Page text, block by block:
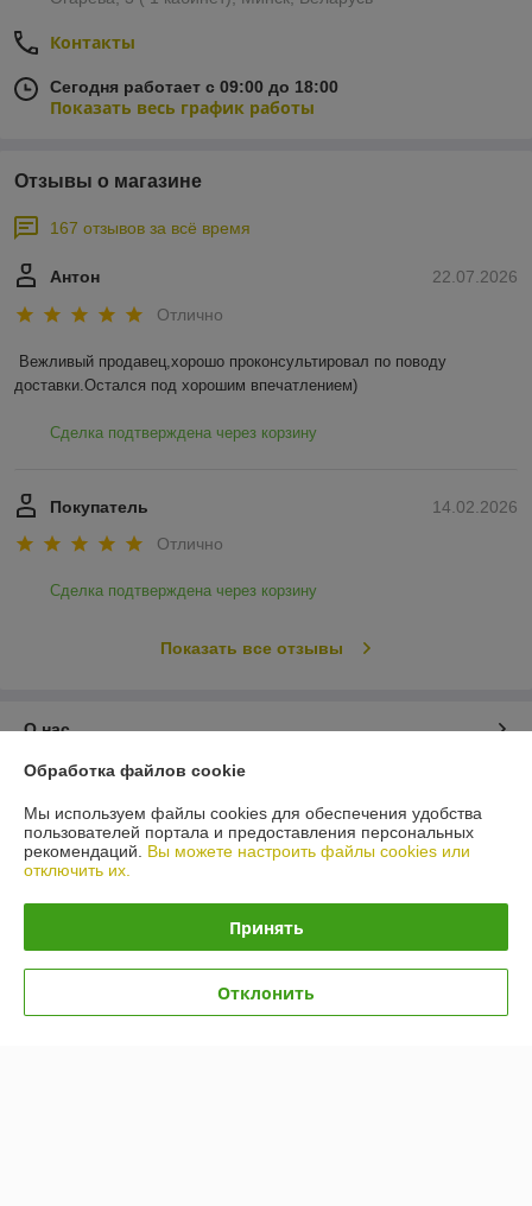
Контакты
Сегодня работает с 09:00 до 18:00
Показать весь график работы
Отзывы о магазине
167 отзывов за всё время
22.07.2026
Антон
Отлично
Вежливый продавец,хорошо проконсультировал по поводу
доставки.Остался под хорошим впечатлением)
Сделка подтверждена через корзину
14.02.2026
Покупатель
Отлично
Сделка подтверждена через корзину
Показать все отзывы
О нас
Контакты
Доставка и оплата
Полная версия сайта
Обработка файлов cookie
Мы используем файлы cookies для обеспечения удобства
пользователей портала и предоставления персональных
рекомендаций. Вы можете настроить файлы cookies или
отключить их.
Принять
Отклонить